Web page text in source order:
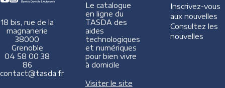
18 bis, rue de la
magnanerie
38000
Grenoble
04 58 00 38
86
contact@tasda.fr
Le catalogue
en ligne du
TASDA des
aides
technologiques
et numériques
pour bien vivre
à domicile
Visiter le site
Inscrivez-vous
aux nouvelles
Consultez les
nouvelles